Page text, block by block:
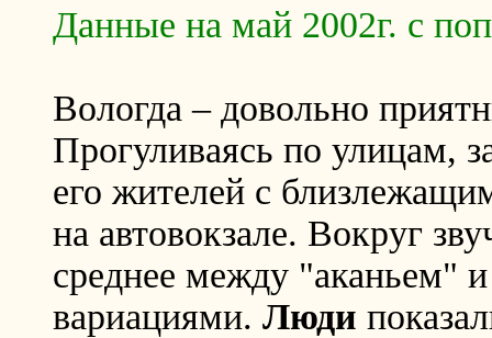
Данные на май 2002г. с
Вологда – довольно
Прогуливаясь по улицам,
его жителей с
на автовокзале. Вокруг
среднее между "аканьем"
вариациями. Люди